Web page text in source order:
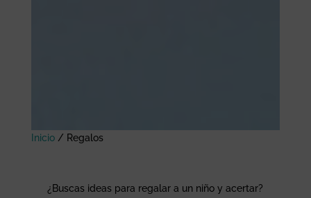
Inicio/ Regalos
¿Buscas ideas para regalar a un niño y acertar?